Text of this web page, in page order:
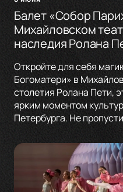
Балет «Собор
Михайловском
наследия Ролана
Откройте для себя
Богоматери» в
столетия Ролана Пети,
ярким моментом
Петербурга. Не